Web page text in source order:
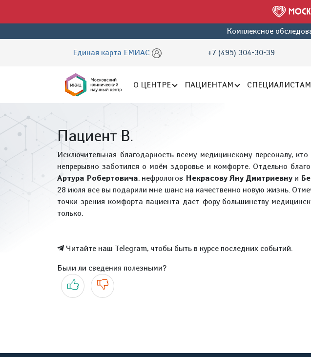
Комплексное
Единая карта ЕМИАС +7 (495) 304-30-39
О ЦЕНТРЕ ПАЦИЕНТАМ СПЕЦИАЛИСТАМ
Пациент В.
Исключительная благодарность всему медицинскому персоналу,
непрерывно заботился о моём здоровье и комфорте. Отдельно
Артура Робертовича, нефрологов Некрасову Яну Дмитриевну и
28 июля все вы подарили мне шанс на качественно новую жизнь.
точки зрения комфорта пациента даст фору большинству
только.
Читайте наш Telegram, чтобы быть в курсе последних событий.
Были ли сведения полезными?
Да Нет